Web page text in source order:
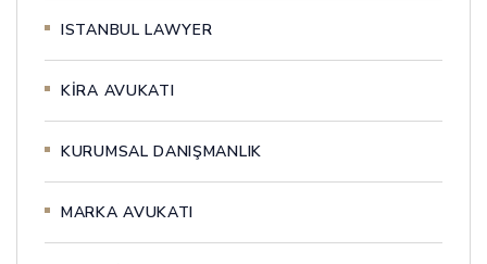
ISTANBUL LAWYER
KİRA AVUKATI
KURUMSAL DANIŞMANLIK
MARKA AVUKATI